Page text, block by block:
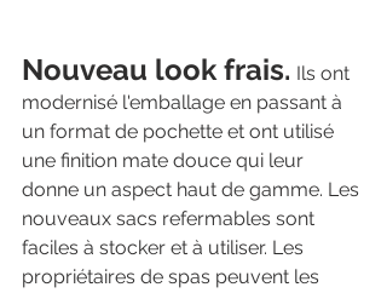
Nouveau look frais. Ils ont
modernisé l'emballage en passant à
un format de pochette et ont utilisé
une finition mate douce qui leur
donne un aspect haut de gamme. Les
nouveaux sacs refermables sont
faciles à stocker et à utiliser. Les
propriétaires de spas peuvent les